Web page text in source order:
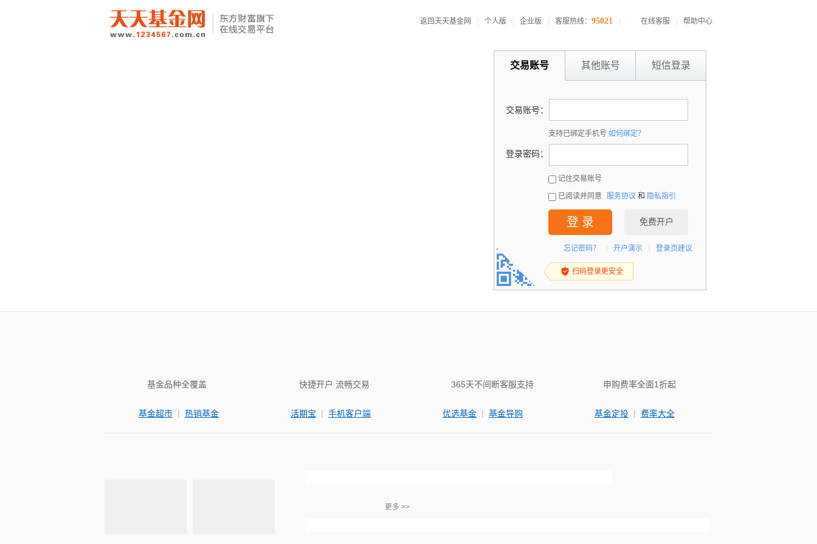
返回天天基金网 个人版 企业版 客服热线： 95021 在线客服 帮助中心
交易账号 其他账号 短信登录
交易账号：
支持已绑定手机号 如何绑定？
登录密码：
记住交易账号
已阅读并同意 服务协议 和 隐私指引
登 录 免费开户
忘记密码？ 开户演示 登录页建议
扫码登录更安全
基金品种全覆盖
基金超市 | 热销基金
快捷开户 流畅交易
活期宝 | 手机客户端
365天不间断客服支持
优选基金 | 基金导购
申购费率全面1折起
基金定投 | 费率大全
更多 >>